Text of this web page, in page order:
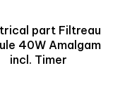
part Filtreau
40W Amalgam
incl. Timer